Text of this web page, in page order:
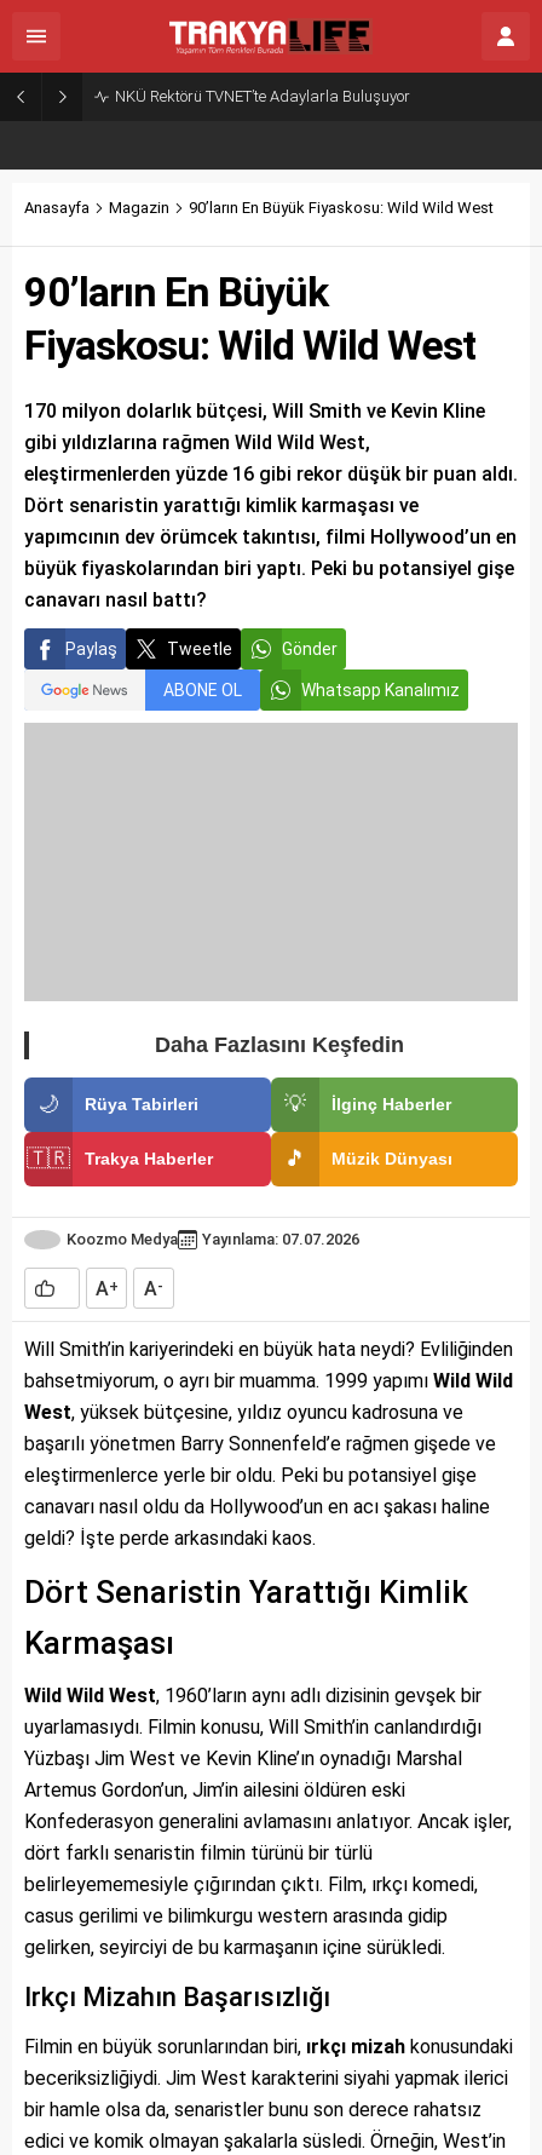
NKÜ Rektörü TVNET’te Adaylarla Buluşuyor
Anasayfa Magazin 90’ların En Büyük Fiyaskosu: Wild Wild West
90’ların En Büyük
Fiyaskosu: Wild Wild West
170 milyon dolarlık bütçesi, Will Smith ve Kevin Kline
gibi yıldızlarına rağmen Wild Wild West,
eleştirmenlerden yüzde 16 gibi rekor düşük bir puan aldı.
Dört senaristin yarattığı kimlik karmaşası ve
yapımcının dev örümcek takıntısı, filmi Hollywood’un en
büyük fiyaskolarından biri yaptı. Peki bu potansiyel gişe
canavarı nasıl battı?
Paylaş Tweetle Gönder
ABONE OL Whatsapp Kanalımız
Daha Fazlasını Keşfedin
🌙 Rüya Tabirleri 💡 İlginç Haberler
🇹🇷 Trakya Haberler 🎵 Müzik Dünyası
Koozmo Medya Yayınlama: 07.07.2026
A+ A-
Will Smith’in kariyerindeki en büyük hata neydi? Evliliğinden
bahsetmiyorum, o ayrı bir muamma. 1999 yapımı Wild Wild
West, yüksek bütçesine, yıldız oyuncu kadrosuna ve
başarılı yönetmen Barry Sonnenfeld’e rağmen gişede ve
eleştirmenlerce yerle bir oldu. Peki bu potansiyel gişe
canavarı nasıl oldu da Hollywood’un en acı şakası haline
geldi? İşte perde arkasındaki kaos.
Dört Senaristin Yarattığı Kimlik
Karmaşası
Wild Wild West, 1960’ların aynı adlı dizisinin gevşek bir
uyarlamasıydı. Filmin konusu, Will Smith’in canlandırdığı
Yüzbaşı Jim West ve Kevin Kline’ın oynadığı Marshal
Artemus Gordon’un, Jim’in ailesini öldüren eski
Konfederasyon generalini avlamasını anlatıyor. Ancak işler,
dört farklı senaristin filmin türünü bir türlü
belirleyememesiyle çığırından çıktı. Film, ırkçı komedi,
casus gerilimi ve bilimkurgu western arasında gidip
gelirken, seyirciyi de bu karmaşanın içine sürükledi.
Irkçı Mizahın Başarısızlığı
Filmin en büyük sorunlarından biri, ırkçı mizah konusundaki
beceriksizliğiydi. Jim West karakterini siyahi yapmak ilerici
bir hamle olsa da, senaristler bunu son derece rahatsız
edici ve komik olmayan şakalarla süsledi. Örneğin, West’in